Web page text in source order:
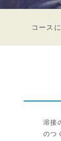
コース
溶接
のつ